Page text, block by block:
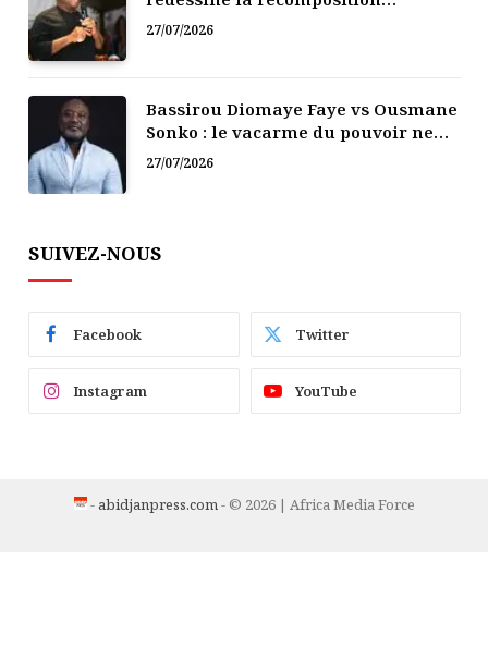
politique
27/07/2026
Bassirou Diomaye Faye vs Ousmane
Sonko : le vacarme du pouvoir ne
doit pas faire oublier les liens de la
27/07/2026
SUIVEZ-NOUS
Facebook Twitter
Instagram YouTube
- abidjanpress.com- © 2026 | Africa Media Force